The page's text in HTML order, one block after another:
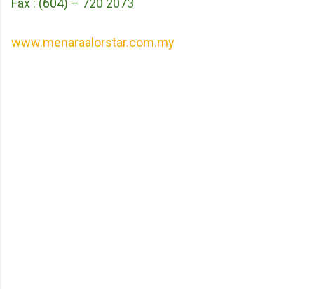
Fax : (604) – 720 2073
www.menaraalorstar.com.my